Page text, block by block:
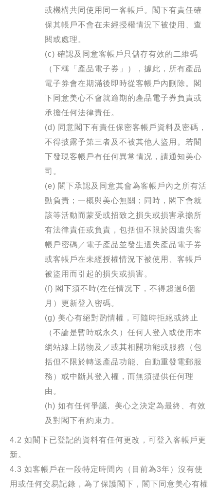
或機構共同使用同一客帳戶。閣下有責任確
保其帳戶不會在未經授權情況下被使用、查
閱或處理。
(c) 確認及同意客帳戶只儲存有效的二維碼
（下稱「產品電子券」），據此，所有產品
電子券會在期滿後即時從客帳戶內刪除。閣
下同意美心不會就逾期的產品電子券負責或
承擔任何法律責任。
(d) 同意閣下有責任保密客帳戶資料及密碼，
不得披露予第三者及不被其他人盜用。若閣
下發現客帳戶有任何異常情况，請通知美心
司。
(e) 閣下承認及同意其會為客帳戶內之所有活
動負責；一概與美心無關；同時，閣下會就
該等活動而蒙受或招致之損失或損害承擔所
有法律責任或負責，包括但不限於因遺失客
帳戶密碼／電子產品並發生遺失產品電子券
或客帳戶在未經授權情況下被使用、客帳戶
被盜用而引起的損失或損害。
(f) 閣下須不時(在任情况下，不得超過 6個
月）更新登入密碼。
(g) 美心有絕對酌情權，可隨時拒絕或終止
（不論是暫時或永久）任何人登入或使用本
網站線上購物及／或其相關功能或服務（包
括但不限於轉送產品功能、自動重發電郵服
務）或中斷其登入權，而無須提供任何理
由。
(h) 如有任何爭議, 美心之決定為最終、有效
及對閣下有約束力。
4.2 如閣下已登記的資料有任何更改，可登入客帳戶更
新。
4.3 如客帳戶在一段特定時間內（目前為3年）沒有使
用或任何交易記錄，為了保護閣下，閣下同意美心有權